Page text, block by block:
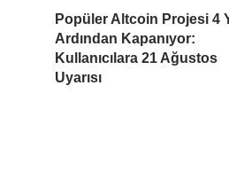
Popüler Altcoin Projesi 4
Ardından Kapanıyor:
Kullanıcılara 21 Ağustos
Uyarısı